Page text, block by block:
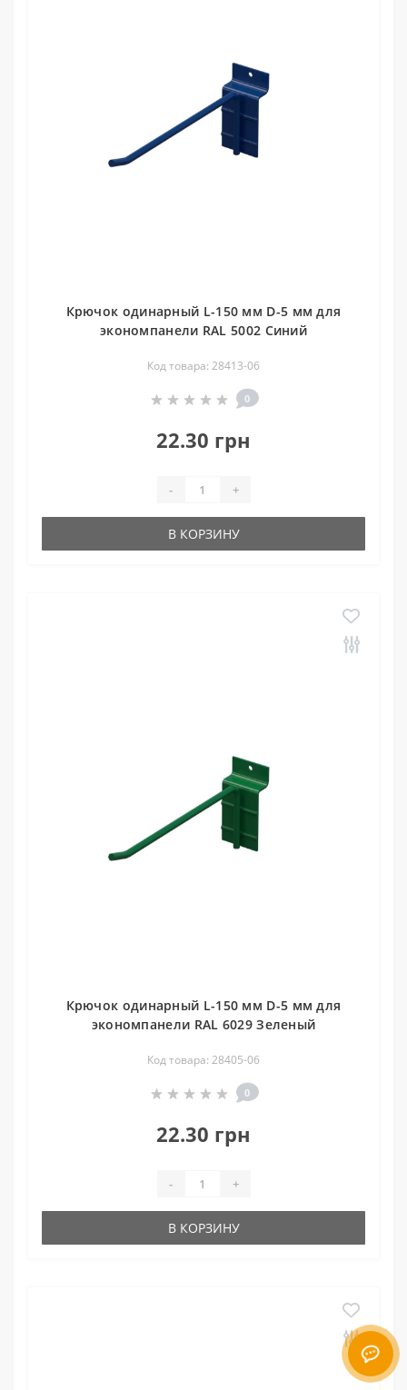
Крючок одинарный L-150 мм D-5 мм для
экономпанели RAL 5002 Синий
Код товара: 28413-06
0
22.30 грн
- +
В КОРЗИНУ
Крючок одинарный L-150 мм D-5 мм для
экономпанели RAL 6029 Зеленый
Код товара: 28405-06
0
22.30 грн
- +
В КОРЗИНУ